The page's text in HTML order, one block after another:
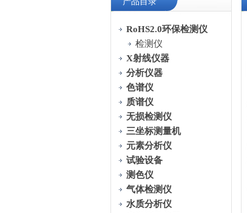
RoHS2.0环保检测仪
检测仪
X射线仪器
分析仪器
色谱仪
质谱仪
无损检测仪
三坐标测量机
元素分析仪
试验设备
测色仪
气体检测仪
水质分析仪